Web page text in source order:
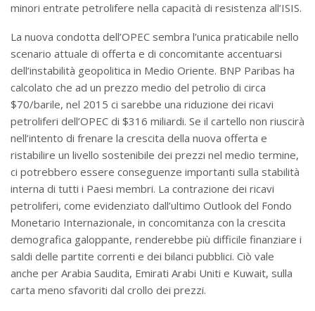
minori entrate petrolifere nella capacità di resistenza all’ISIS.
La nuova condotta dell’OPEC sembra l’unica praticabile nello
scenario attuale di offerta e di concomitante accentuarsi
dell’instabilità geopolitica in Medio Oriente. BNP Paribas ha
calcolato che ad un prezzo medio del petrolio di circa
$70/barile, nel 2015 ci sarebbe una riduzione dei ricavi
petroliferi dell’OPEC di $316 miliardi. Se il cartello non riuscirà
nell’intento di frenare la crescita della nuova offerta e
ristabilire un livello sostenibile dei prezzi nel medio termine,
ci potrebbero essere conseguenze importanti sulla stabilità
interna di tutti i Paesi membri. La contrazione dei ricavi
petroliferi, come evidenziato dall’ultimo Outlook del Fondo
Monetario Internazionale, in concomitanza con la crescita
demografica galoppante, renderebbe più difficile finanziare i
saldi delle partite correnti e dei bilanci pubblici. Ciò vale
anche per Arabia Saudita, Emirati Arabi Uniti e Kuwait, sulla
carta meno sfavoriti dal crollo dei prezzi.